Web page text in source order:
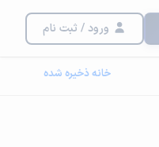
ورود / ثبت نام
خانه ذخیره شده